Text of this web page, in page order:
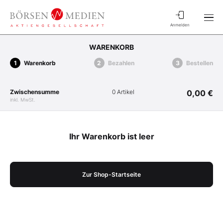
Anmelden
WARENKORB
Warenkorb Bezahlen Bestellen
Zwischensumme
inkl. MwSt.
0 Artikel 0,00 €
Ihr Warenkorb ist leer
Zur Shop-Startseite